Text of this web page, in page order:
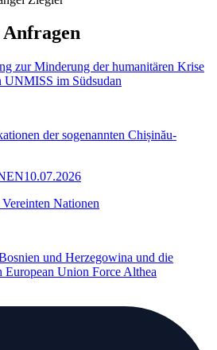
zur Minderung der humanitären Krise
UNMISS im Südsudan
der sogenannten Chișinău-
10.07.2026
Nationen
und Herzegowina und die
Union Force Althea